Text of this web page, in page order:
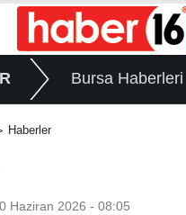
Bursa Haberleri
Haberler
Haziran 2026 - 08:05